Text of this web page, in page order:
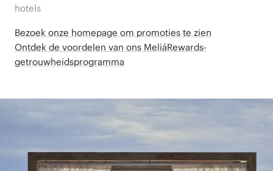
hotels
Bezoek onze homepage om promoties te zien
Ontdek de voordelen van ons MeliáRewards-
getrouwheidsprogramma